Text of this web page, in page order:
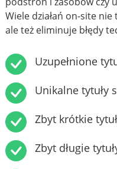
Wiele działań on-site
ale też eliminuje błędy
Uzupełnione
Unikalne tytuły
Zbyt krótkie
Zbyt długie